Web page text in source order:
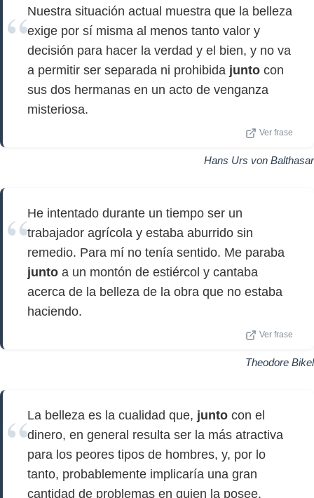
Nuestra situación actual muestra que la belleza
exige por sí misma al menos tanto valor y
decisión para hacer la verdad y el bien, y no va
a permitir ser separada ni prohibida junto con
sus dos hermanas en un acto de venganza
misteriosa.
Ver frase
Hans Urs von Balthasar
He intentado durante un tiempo ser un
trabajador agrícola y estaba aburrido sin
remedio. Para mí no tenía sentido. Me paraba
junto a un montón de estiércol y cantaba
acerca de la belleza de la obra que no estaba
haciendo.
Ver frase
Theodore Bikel
La belleza es la cualidad que, junto con el
dinero, en general resulta ser la más atractiva
para los peores tipos de hombres, y, por lo
tanto, probablemente implicaría una gran
cantidad de problemas en quien la posee.